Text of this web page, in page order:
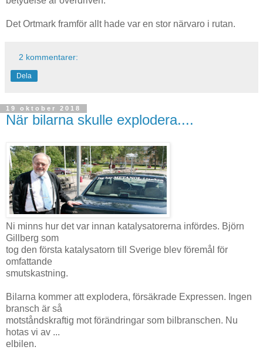
Det Ortmark framför allt hade var en stor närvaro i rutan.
2 kommentarer:
Dela
19 oktober 2018
När bilarna skulle explodera....
Ni minns hur det var innan katalysatorerna infördes. Björn
Gillberg som
tog den första katalysatorn till Sverige blev föremål för
omfattande
smutskastning.
Bilarna kommer att explodera, försäkrade Expressen. Ingen
bransch är så
motståndskraftig mot förändringar som bilbranschen. Nu
hotas vi av ...
elbilen.